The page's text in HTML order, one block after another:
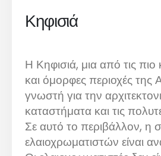
Κηφισιά
Η Κηφισιά, μια από τις πιο
και όμορφες περιοχές της
γνωστή για την
καταστήματα και τις
Σε αυτό το περιβάλλον, η
ελαιοχρωματιστών είναι